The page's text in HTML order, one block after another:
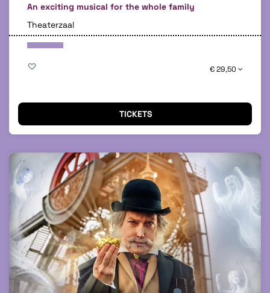
An exciting musical for the whole family
Theaterzaal
€ 29,50
TICKETS